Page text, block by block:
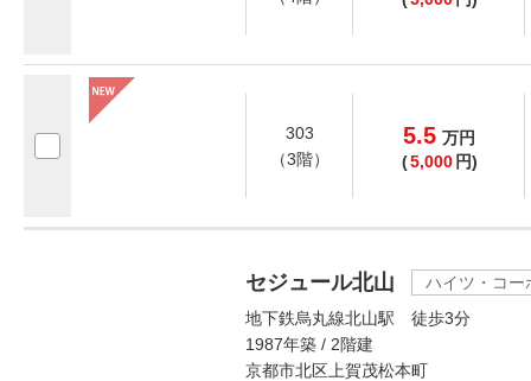
303
（3階）
5.5 万円
(5,000 円)
セジュール北山
ハイツ・コー
地下鉄烏丸線北山駅 徒歩3分
1987年築 / 2階建
京都市北区上賀茂松本町